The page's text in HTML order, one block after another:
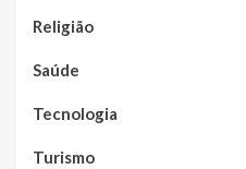
Religião
Saúde
Tecnologia
Turismo